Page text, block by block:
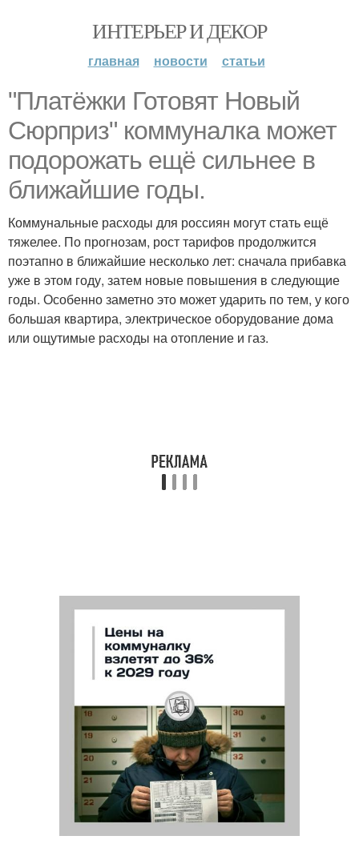
ИНТЕРЬЕР И ДЕКОР
главная новости статьи
"Платёжки Готовят Новый
Сюрприз" коммуналка может
подорожать ещё сильнее в
ближайшие годы.
Коммунальные расходы для россиян могут стать ещё
тяжелее. По прогнозам, рост тарифов продолжится
поэтапно в ближайшие несколько лет: сначала прибавка
уже в этом году, затем новые повышения в следующие
годы. Особенно заметно это может ударить по тем, у кого
большая квартира, электрическое оборудование дома
или ощутимые расходы на отопление и газ.